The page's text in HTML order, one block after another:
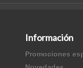
Información
Promociones